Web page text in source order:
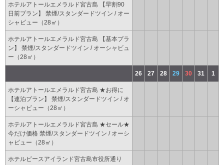
ホテルアトールエメラルド宮古島 【早割90
日前プラン】 禁煙/スタンダードツイン / オー
シャビュー（28㎡）
ホテルアトールエメラルド宮古島 【基本プラ
ン】 禁煙/スタンダードツイン / オーシャビュ
ー（28㎡）
26 27 28 29 30 31 1
ホテルアトールエメラルド宮古島 ★お得に
【連泊プラン】 禁煙/スタンダードツイン / オ
ーシャビュー（28㎡）
ホテルアトールエメラルド宮古島 ★セール★
今だけ価格 禁煙/スタンダードツイン / オーシ
ャビュー（28㎡）
ホテルピースアイランド宮古島市役所通り